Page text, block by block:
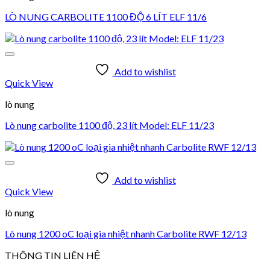
LÒ NUNG CARBOLITE 1100 ĐỘ 6 LÍT ELF 11/6
Add to wishlist
Quick View
lò nung
Lò nung carbolite 1100 độ, 23 lít Model: ELF 11/23
Add to wishlist
Quick View
lò nung
Lò nung 1200 oC loại gia nhiệt nhanh Carbolite RWF 12/13
THÔNG TIN LIÊN HỆ